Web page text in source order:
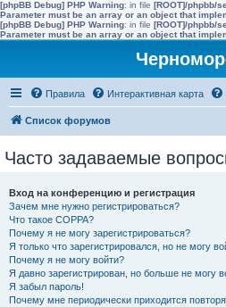
[phpBB Debug] PHP Warning: in file [ROOT]/phpbb/
Parameter must be an array or an object that
[phpBB Debug] PHP Warning: in file [ROOT]/phpbb/
Parameter must be an array or an object that
Правила Интерактивная карта
Список форумов
Часто задаваемые
Вход на конференцию и регистрация
Зачем мне нужно регистрироваться?
Что такое COPPA?
Почему я не могу зарегистрироваться?
Я только что зарегистрировался, но не могу
Почему я не могу войти?
Я давно зарегистрирован, но больше не могу
Я забыл пароль!
Почему мне периодически приходится